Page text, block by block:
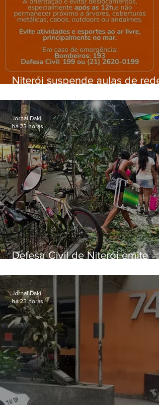
Niterói suspende aulas de rede
ventos fortes nesta sexta (7)
Defesa Civil de Niterói emite
sexta-feira (07)
Jornal Daki
há 23 horas
Jornal Daki
há 23 horas